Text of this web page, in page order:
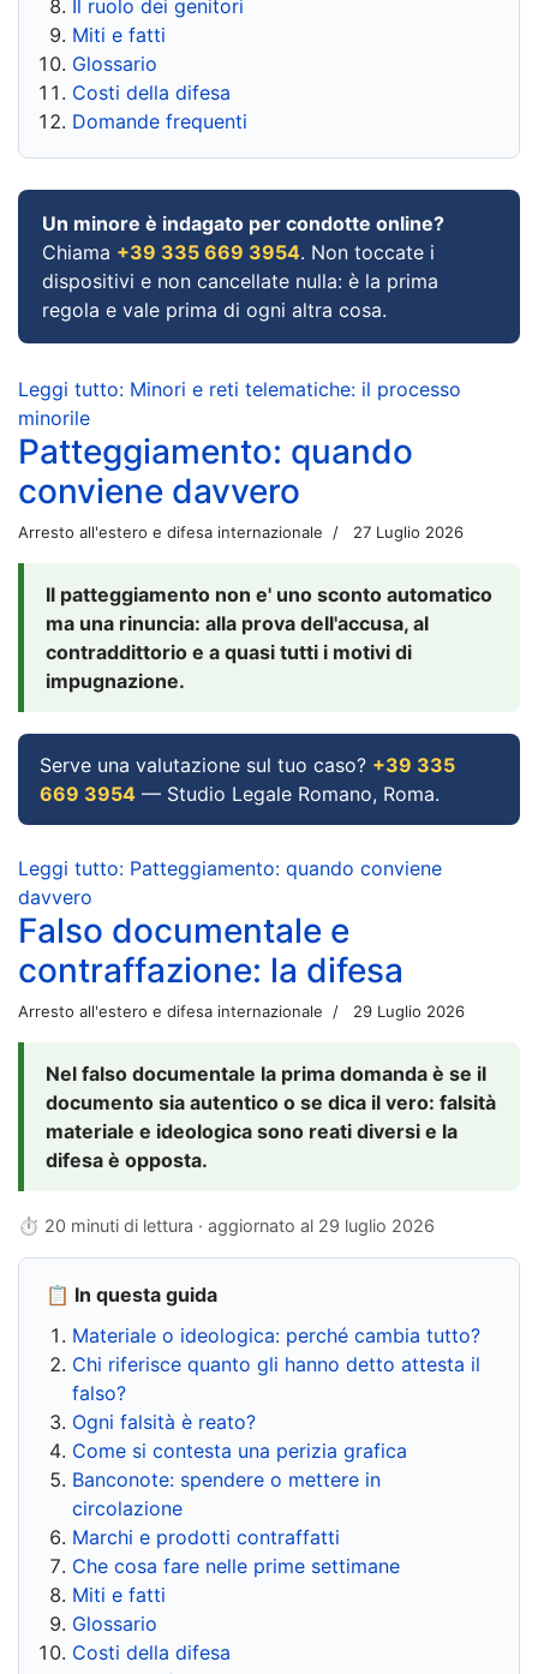
Il ruolo dei genitori
Miti e fatti
Glossario
Costi della difesa
Domande frequenti
Un minore è indagato per condotte online?
Chiama +39 335 669 3954. Non toccate i
dispositivi e non cancellate nulla: è la prima
regola e vale prima di ogni altra cosa.
Leggi tutto: Minori e reti telematiche: il processo
minorile
Patteggiamento: quando
conviene davvero
Arresto all'estero e difesa internazionale 27 Luglio 2026
Il patteggiamento non e' uno sconto automatico
ma una rinuncia: alla prova dell'accusa, al
contraddittorio e a quasi tutti i motivi di
impugnazione.
Serve una valutazione sul tuo caso? +39 335
669 3954 — Studio Legale Romano, Roma.
Leggi tutto: Patteggiamento: quando conviene
davvero
Falso documentale e
contraffazione: la difesa
Arresto all'estero e difesa internazionale 29 Luglio 2026
Nel falso documentale la prima domanda è se il
documento sia autentico o se dica il vero: falsità
materiale e ideologica sono reati diversi e la
difesa è opposta.
⏱ 20 minuti di lettura · aggiornato al 29 luglio 2026
📋 In questa guida
Materiale o ideologica: perché cambia tutto?
Chi riferisce quanto gli hanno detto attesta il
falso?
Ogni falsità è reato?
Come si contesta una perizia grafica
Banconote: spendere o mettere in
circolazione
Marchi e prodotti contraffatti
Che cosa fare nelle prime settimane
Miti e fatti
Glossario
Costi della difesa